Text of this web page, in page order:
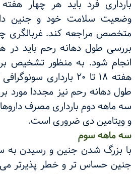
بارداری فرد باید هر چهار
وضعیت سلامت خود و جنین
متخصص مراجعه کند. غربالگری
انجام شود. به منظور تشخیص
هفته ۱۸ تا ۲۰ بارداری
طول دهانه رحم نیز مجددا مورد
سه ماهه دوم بارداری مصرف
و ویتامین دی ضروری است.
سه ماهه سوم
با بزرگ شدن جنین و رسیدن به
جنین حساس تر و خطر پذیرتر